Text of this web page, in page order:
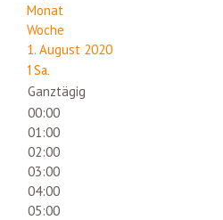
Monat
Woche
1. August 2020
1 Sa.
Ganztägig
00:00
01:00
02:00
03:00
04:00
05:00